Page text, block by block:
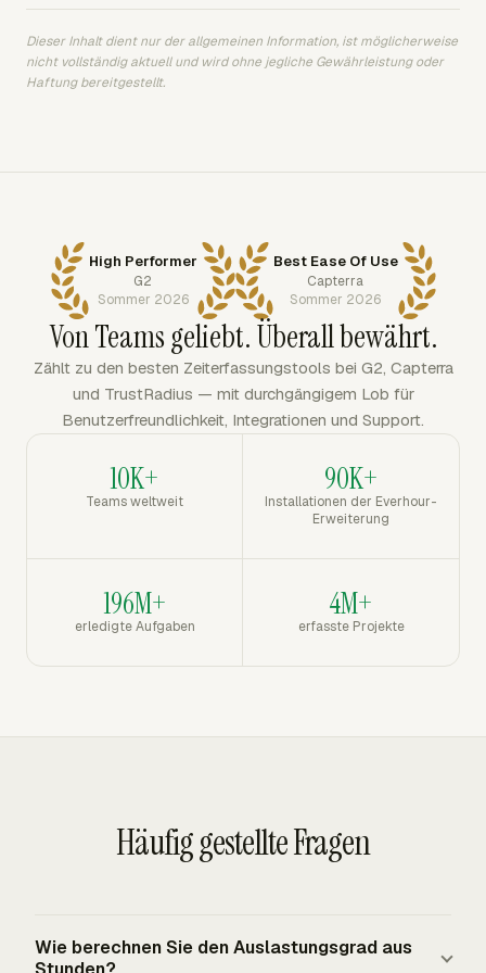
Dieser Inhalt dient nur der allgemeinen Information, ist möglicherweise
nicht vollständig aktuell und wird ohne jegliche Gewährleistung oder
Haftung bereitgestellt.
High Performer
G2
Sommer 2026
Best Ease Of Use
Capterra
Sommer 2026
Von Teams geliebt. Überall bewährt.
Zählt zu den besten Zeiterfassungstools bei G2, Capterra
und TrustRadius — mit durchgängigem Lob für
Benutzerfreundlichkeit, Integrationen und Support.
10K+
Teams weltweit
90K+
Installationen der Everhour-
Erweiterung
196M+
erledigte Aufgaben
4M+
erfasste Projekte
Häufig gestellte Fragen
Wie berechnen Sie den Auslastungsgrad aus